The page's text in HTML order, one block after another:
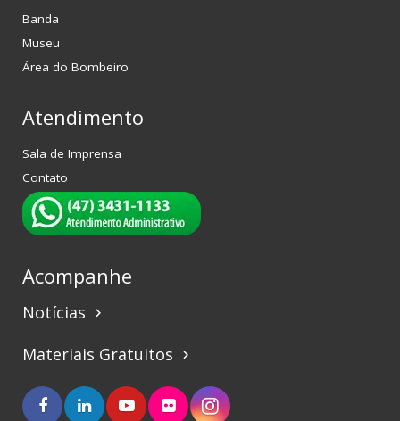
Banda
Museu
Área do Bombeiro
Atendimento
Sala de Imprensa
Contato
Acompanhe
Notícias keyboard_arrow_right
Materiais Gratuitos keyboard_arrow_right